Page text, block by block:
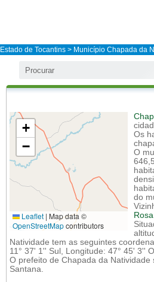
Estado de Tocantins > Município Chapada da
+
−
Leaflet | Map data ©
OpenStreetMapcontributors
Os
O
do
Natividade tem as seguintes
11° 37' 1'' Sul, Longitude: 47° 45' 3''
O prefeito de Chapada da Natividade
Santana.